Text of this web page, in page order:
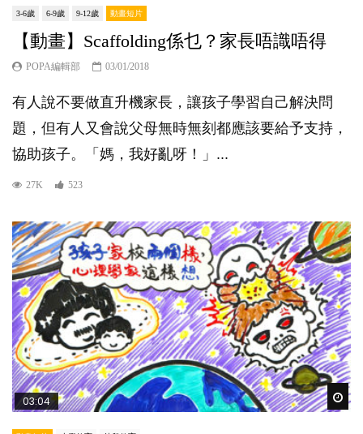
3-6歲 6-9歲 9-12歲 動畫短片
【動畫】Scaffolding係乜？家長唔識唔得
POPA編輯部 03/01/2018
有人說不要做直升機家長，讓孩子學習自己解決問
題，但有人又會說父母無時無刻都應該要給予支持，
協助孩子。「媽，我好亂呀！」...
27K 523
03:04